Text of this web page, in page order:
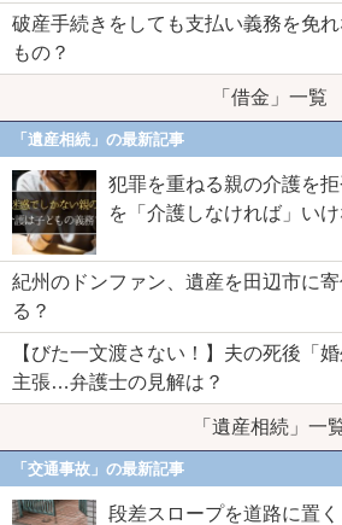
破産手続きをしても支払い義務を免
もの？
「借金」一覧
「遺産相続」の最新記事
犯罪を重ねる親の介護を
を「介護しなければ」いけ
紀州のドンファン、遺産を田辺市に
る？
【びた一文渡さない！】夫の死後「
主張…弁護士の見解は？
「遺産相続」一
「交通事故」の最新記事
段差スロープを道路に置